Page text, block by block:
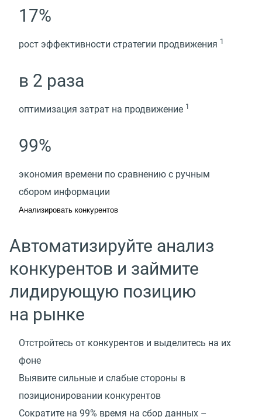
17%
рост эффективности стратегии продвижения 1
в 2 раза
оптимизация затрат на продвижение 1
99%
экономия времени по сравнению с ручным
сбором информации
Анализировать конкурентов
Автоматизируйте анализ
конкурентов и займите
лидирующую позицию
на рынке
Отстройтесь от конкурентов и выделитесь на их
фоне
Выявите сильные и слабые стороны в
позиционировании конкурентов
Сократите на 99% время на сбор данных –